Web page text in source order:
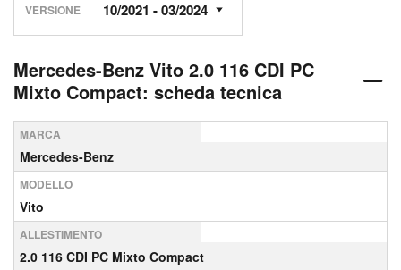
VERSIONE
Mercedes-Benz Vito 2.0 116 CDI PC
Mixto Compact: scheda tecnica
MARCA
Mercedes-Benz
MODELLO
Vito
ALLESTIMENTO
2.0 116 CDI PC Mixto Compact